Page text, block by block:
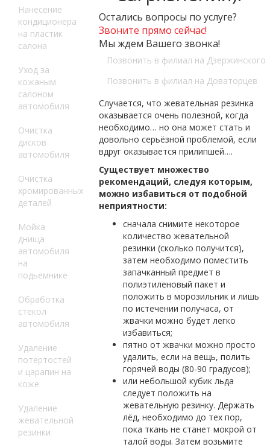
Нанесение
кондиционера
на пластик
салона
Уход за
кожаным
салоном
автомобиля
Очистка
дисков
автомобиля
Очистка
хромированных
деталей
Мойка
днища
автомобиля
на
подьемнике
Обработка
стекол
автомобиля
Удаление
потертостей
и царапин на
коже
Удаление
жевательной
резинки
Остались вопросы по услуге?
Звоните прямо сейчас!
Мы ждем Вашего звонка!
Позвонить в филиал на Дзержинского
Позвонить в филиал на Доваторцев
Случается, что жевательная резинка
оказывается очень полезной, когда
необходимо… но она может стать и
довольно серьёзной проблемой, если
вдруг оказывается прилипшей….
Существует множество
рекомендаций, следуя которым,
можно избавиться от подобной
неприятности:
сначала снимите некоторое
количество жевательной
резинки (сколько получится),
затем необходимо поместить
запачканный предмет в
полиэтиленовый пакет и
положить в морозильник и лишь
по истечении получаса, от
жвачки можно будет легко
избавиться;
пятно от жвачки можно просто
удалить, если на вещь, полить
горячей воды (80-90 градусов);
или небольшой кубик льда
следует положить на
жевательную резинку. Держать
лёд, необходимо до тех пор,
пока ткань не станет мокрой от
талой воды. Затем возьмите